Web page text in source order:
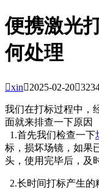
便携激光
何处理
xin2025-02-20
我们在打标过程中，
面就来排查一下原因
1.首先我们检查一下
标，损坏场镜，如果
头，使用完毕后，及
2.长时间打标产生